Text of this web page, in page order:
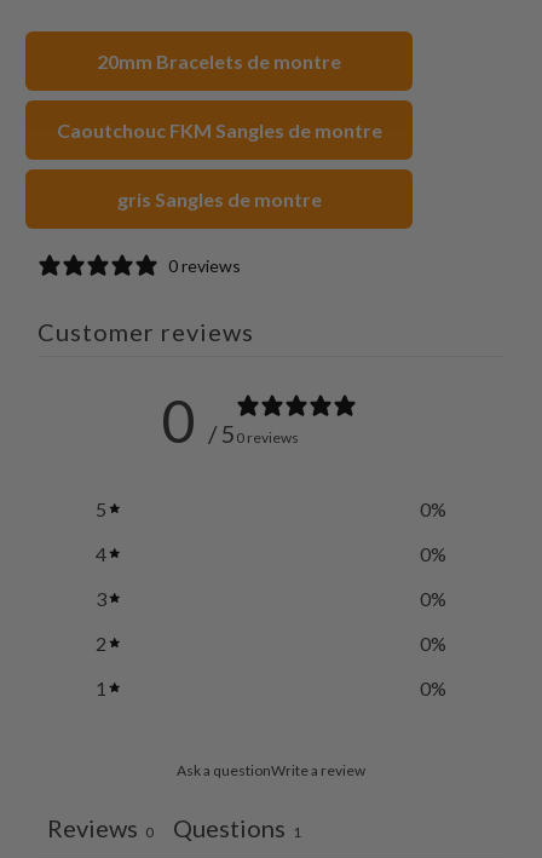
20mm Bracelets de montre
Caoutchouc FKM Sangles de montre
gris Sangles de montre
0 reviews
Customer reviews
0 / 5 0 reviews
5 0%
4
0%
3
0%
2
0%
1
0%
Ask a questionWrite a review
Reviews 0 Questions 1